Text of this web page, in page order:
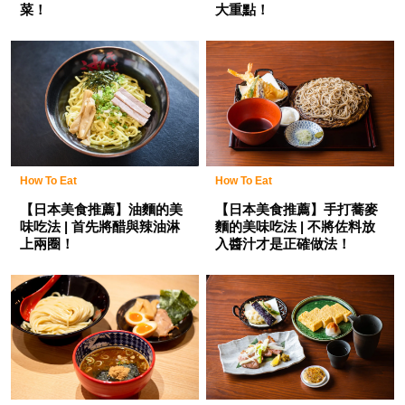
菜！
大重點！
How To Eat
【日本美食推薦】油麵的美
味吃法 | 首先將醋與辣油淋
上兩圈！
How To Eat
【日本美食推薦】手打蕎麥
麵的美味吃法 | 不將佐料放
入醬汁才是正確做法！